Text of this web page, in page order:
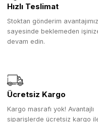
Hızlı Teslimat
Stoktan gönderim avantajımız
sayesinde beklemeden
devam edin.
Ücretsiz Kargo
Kargo masrafı yok! Avantajlı
siparişlerde ücretsiz kargo